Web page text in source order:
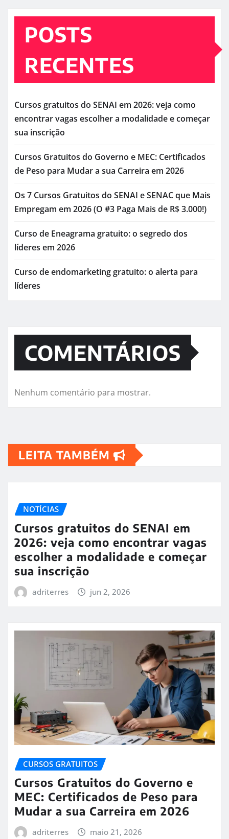
POSTS
RECENTES
Cursos gratuitos do SENAI em 2026: veja como
encontrar vagas escolher a modalidade e começar
sua inscrição
Cursos Gratuitos do Governo e MEC: Certificados
de Peso para Mudar a sua Carreira em 2026
Os 7 Cursos Gratuitos do SENAI e SENAC que Mais
Empregam em 2026 (O #3 Paga Mais de R$ 3.000!)
Curso de Eneagrama gratuito: o segredo dos
líderes em 2026
Curso de endomarketing gratuito: o alerta para
líderes
COMENTÁRIOS
Nenhum comentário para mostrar.
LEITA TAMBÉM
NOTÍCIAS
Cursos gratuitos do SENAI em
2026: veja como encontrar vagas
escolher a modalidade e começar
sua inscrição
adriterres jun 2, 2026
CURSOS GRATUITOS
Cursos Gratuitos do Governo e
MEC: Certificados de Peso para
Mudar a sua Carreira em 2026
adriterres maio 21, 2026